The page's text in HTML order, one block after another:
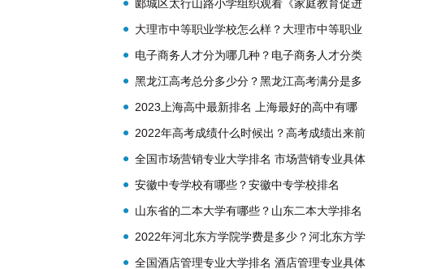
展“廉洁”文化进校园活动
郾城区太行山路小学组织观看《家庭教育促进
法》线上教育讲座
大理市中等职业学校怎么样？大理市中等职业
学校招生计划表
电子商务人才分为哪几种？电子商务人才分类
黑龙江高考总分多少分？黑龙江高考满分是多
少分？
2023上海高中最新排名 上海最好的高中有哪
些？
2022年高考成绩什么时候出？高考成绩出来前
干什么？
全国市场营销专业大学排名 市场营销专业具体
介绍
安徽中专学校有哪些？安徽中专学校排名
山东省的二本大学有哪些？山东二本大学排名
汇总
2022年河北东方学院学费是多少？河北东方学
院简介
全国酒店管理专业大学排名 酒店管理专业具体